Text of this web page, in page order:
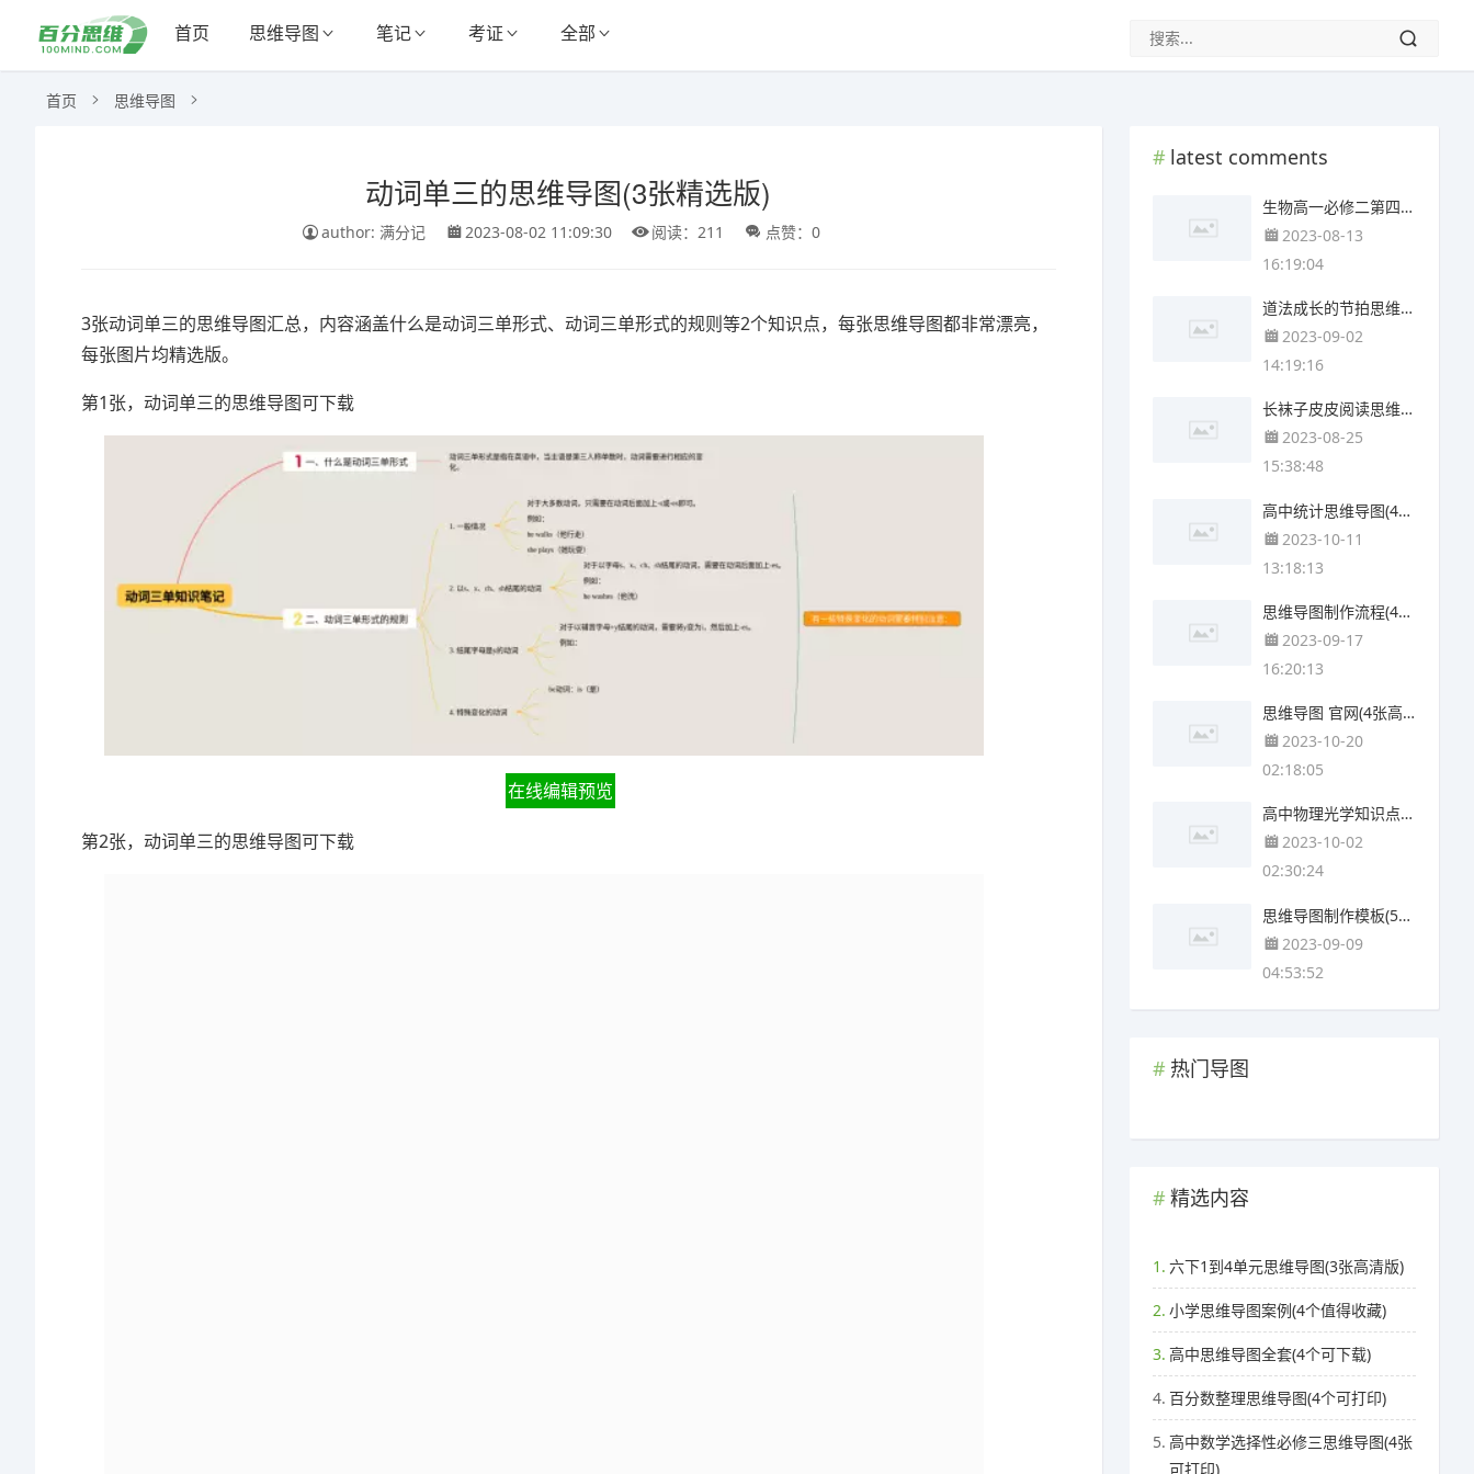
首页 思维导图 笔记 考证 全部
首页 思维导图
动词单三的思维导图(3张精选版)
author: 满分记 2023-08-02 11:09:30 阅读：211 点赞：0
3张动词单三的思维导图汇总，内容涵盖什么是动词三单形式、动词三单形式的规则等2个知识点，每张思维导图都非常漂亮，
每张图片均精选版。
第1张，动词单三的思维导图可下载
在线编辑预览
第2张，动词单三的思维导图可下载
latest comments
生物高一必修二第四章思维导图(4个精选版)
2023-08-13
16:19:04
道法成长的节拍思维导图(3张附打印高清版)
2023-09-02
14:19:16
长袜子皮皮阅读思维导图(4个附下载)
2023-08-25
15:38:48
高中统计思维导图(4个可打印)
2023-10-11
13:18:13
思维导图制作流程(4个可下载)
2023-09-17
16:20:13
思维导图 官网(4张高清晰可打印)
2023-10-20
02:18:05
高中物理光学知识点思维导图(4个附下载)
2023-10-02
02:30:24
思维导图制作模板(5张可下载)
2023-09-09
04:53:52
热门导图
精选内容
1. 六下1到4单元思维导图(3张高清版)
2. 小学思维导图案例(4个值得收藏)
3. 高中思维导图全套(4个可下载)
4. 百分数整理思维导图(4个可打印)
5. 高中数学选择性必修三思维导图(4张
可打印)